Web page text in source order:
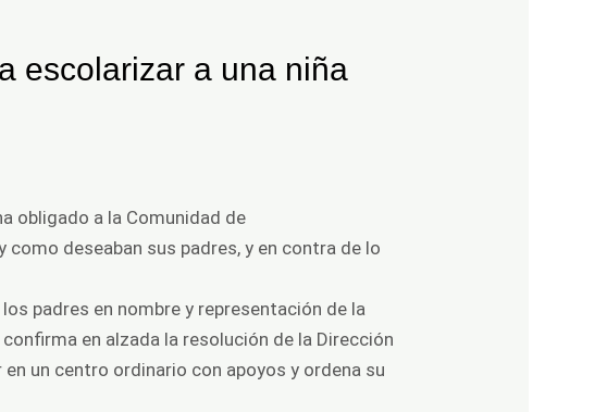
escolarizar a una niña
obligado a la Comunidad de
como deseaban sus padres, y en contra de lo
padres en nombre y representación de la
en alzada la resolución de la Dirección
un centro ordinario con apoyos y ordena su